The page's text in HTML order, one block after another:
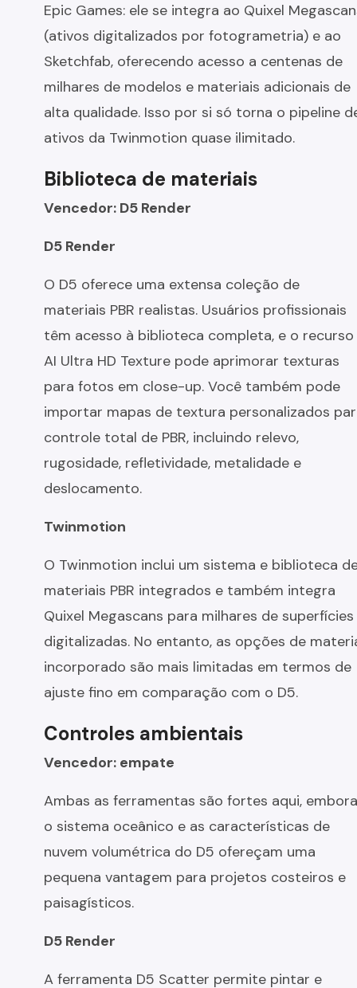
Epic Games: ele se integra ao Quixel
(ativos digitalizados por fotogrametria) e ao
Sketchfab, oferecendo acesso a centenas de
milhares de modelos e materiais adicionais de
alta qualidade. Isso por si só torna o pipeline
ativos da Twinmotion quase ilimitado.
Biblioteca de materiais
Vencedor: D5 Render
D5 Render
O D5 oferece uma extensa coleção de
materiais PBR realistas. Usuários profissionais
têm acesso à biblioteca completa, e o recurso
AI Ultra HD Texture pode aprimorar texturas
para fotos em close-up. Você também pode
importar mapas de textura personalizados
controle total de PBR, incluindo relevo,
rugosidade, refletividade, metalidade e
deslocamento.
Twinmotion
O Twinmotion inclui um sistema e biblioteca
materiais PBR integrados e também integra
Quixel Megascans para milhares de superfícies
digitalizadas. No entanto, as opções de
incorporado são mais limitadas em termos de
ajuste fino em comparação com o D5.
Controles ambientais
Vencedor: empate
Ambas as ferramentas são fortes aqui, embora
o sistema oceânico e as características de
nuvem volumétrica do D5 ofereçam uma
pequena vantagem para projetos costeiros e
paisagísticos.
D5 Render
A ferramenta D5 Scatter permite pintar e